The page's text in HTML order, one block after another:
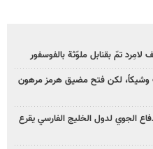
لامِرد تمّ بقنابل ملوّثة بالفوسفور
وشيكاً، لكن فتح مضيق هرمز مرهون
الجوي لدول الخليج الفارسي يقرع